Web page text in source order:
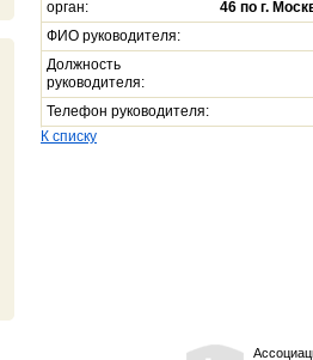
орган:
46 по г.
ФИО руководителя:
Должность
руководителя:
Телефон руководителя:
К списку